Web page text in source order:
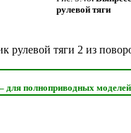
рулевой тяги
рулевой тяги 2 из
полноприводных